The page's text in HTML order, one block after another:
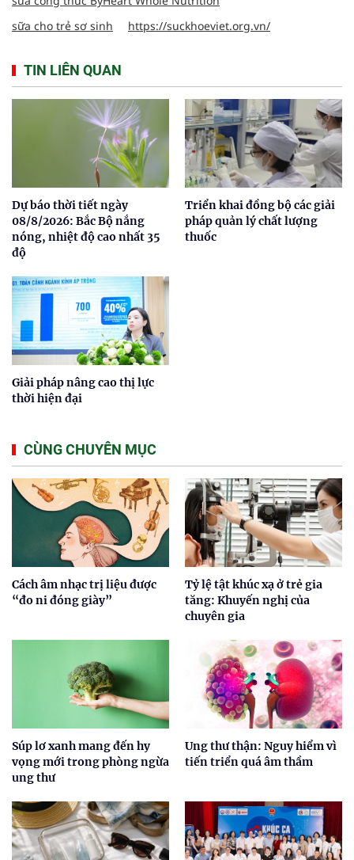
sữa cho trẻ sơ sinh
https://suckhoeviet.org.vn/
TIN LIÊN QUAN
Dự báo thời tiết ngày
08/8/2026: Bắc Bộ nắng
nóng, nhiệt độ cao nhất 35
độ
Triển khai đồng bộ các giải
pháp quản lý chất lượng
thuốc
Giải pháp nâng cao thị lực
thời hiện đại
CÙNG CHUYÊN MỤC
Cách âm nhạc trị liệu được
“đo ni đóng giày”
Tỷ lệ tật khúc xạ ở trẻ gia
tăng: Khuyến nghị của
chuyên gia
Súp lơ xanh mang đến hy
vọng mới trong phòng ngừa
ung thư
Ung thư thận: Nguy hiểm vì
tiến triển quá âm thầm